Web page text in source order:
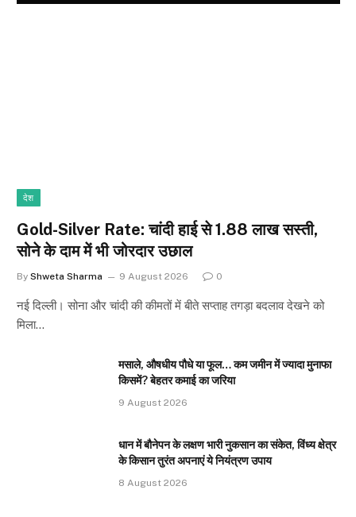
देश
Gold-Silver Rate: चांदी हाई से ₹1.88 लाख सस्ती,
सोने के दाम में भी जोरदार उछाल
By Shweta Sharma 9 August 2026 0
नई दिल्ली। सोना और चांदी की कीमतों में बीते सप्ताह तगड़ा बदलाव देखने को
मिला…
मसाले, औषधीय पौधे या फूल… कम जमीन में ज्यादा मुनाफा
किसमें? बेहतर कमाई का जरिया
9 August 2026
धान में बौनेपन के लक्षण भारी नुकसान का संकेत, विंध्य क्षेत्र
के किसान तुरंत अपनाएं ये नियंत्रण उपाय
8 August 2026